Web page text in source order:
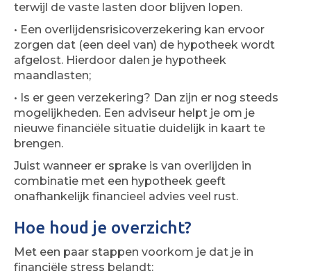
terwijl de vaste lasten door blijven lopen.
• Een overlijdensrisicoverzekering kan ervoor
zorgen dat (een deel van) de hypotheek wordt
afgelost. Hierdoor dalen je hypotheek
maandlasten;
• Is er geen verzekering? Dan zijn er nog steeds
mogelijkheden. Een adviseur helpt je om je
nieuwe financiële situatie duidelijk in kaart te
brengen.
Juist wanneer er sprake is van overlijden in
combinatie met een hypotheek geeft
onafhankelijk financieel advies veel rust.
Hoe houd je overzicht?
Met een paar stappen voorkom je dat je in
financiële stress belandt: